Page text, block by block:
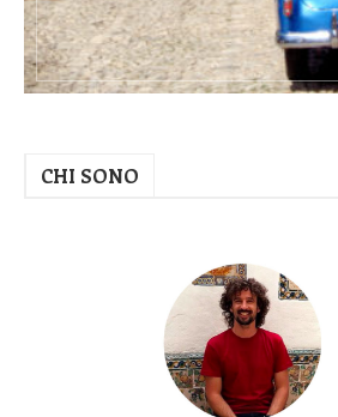
CHI SONO